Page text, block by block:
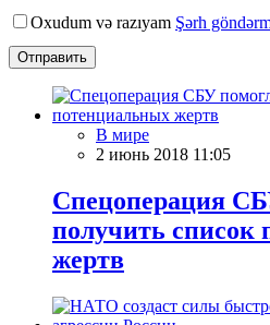
Oxudum və razıyam Şərh
Отправить
В мире
2 июнь 2018 11:05
Спецоперация
получить список
жертв